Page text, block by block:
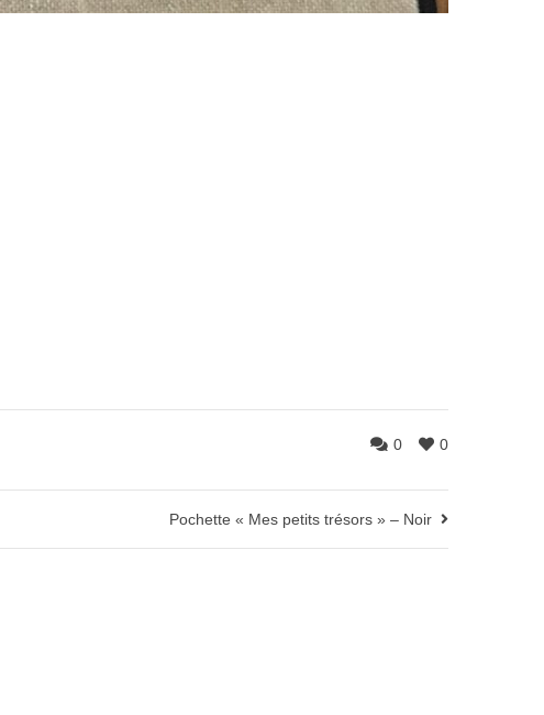
0
0
Pochette « Mes petits trésors » – Noir